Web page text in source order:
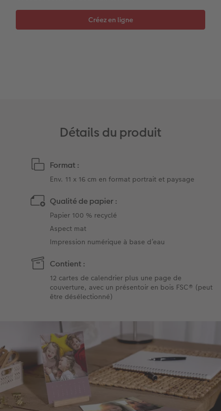
Coffeetable Book «Art Collection»
Accessoires
Multi-déco
Conseils décoration murale
Boîte à friandises personnalisée
Nouveautés
Détails du produit
Format :
Env. 11 x 16 cm en format portrait et paysage
Qualité de papier :
Papier 100 % recyclé
Aspect mat
Impression numérique à base d’eau
Contient :
12 cartes de calendrier plus une page de
couverture, avec un présentoir en bois FSC® (peut
être désélectionné)